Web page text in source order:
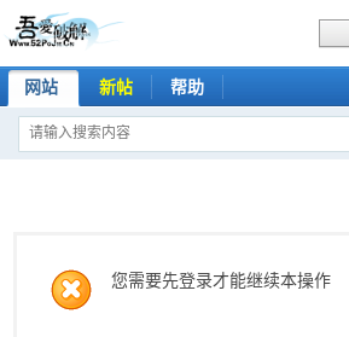
网站 新帖 帮助
您需要先登录才能继续本操作